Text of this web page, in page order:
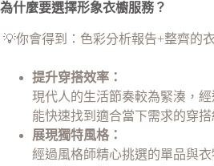
為什麼要選擇形象衣櫥服務？
💡你會得到：色彩分析報告+整齊的
提升穿搭效率：
現代人的生活節奏較為緊湊，經
能快速找到適合當下需求的穿
展現獨特風格：
經過風格師精心挑選的單品與衣